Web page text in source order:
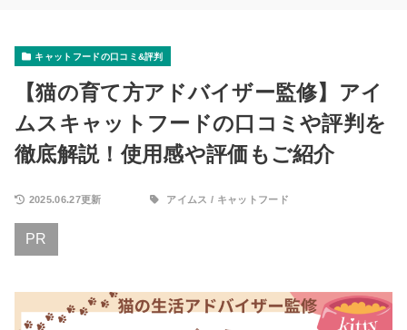
キャットフードの口コミ&評判
【猫の育て方アドバイザー監修】アイ
ムスキャットフードの口コミや評判を
徹底解説！使用感や評価もご紹介
2025.06.27更新 アイムス / キャットフード
PR